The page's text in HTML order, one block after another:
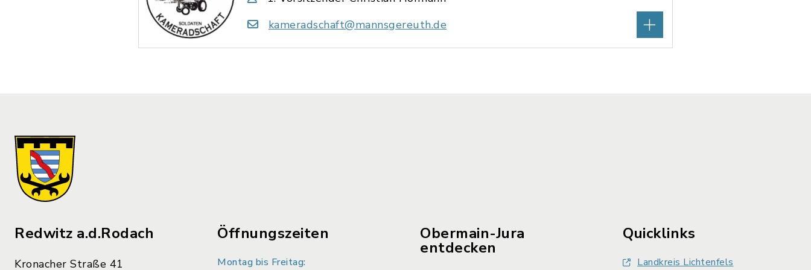
kameradschaft@mannsgereuth.de
Redwitz a.d.Rodach
Kronacher Straße 41
Öffnungszeiten
Montag bis Freitag:
Obermain-Jura
entdecken
Quicklinks
Landkreis Lichtenfels